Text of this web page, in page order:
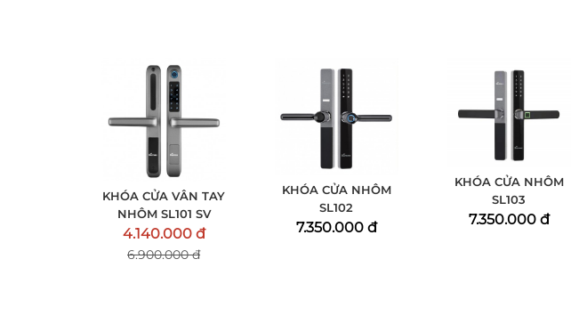
KHÓA CỬA VÂN TAY
NHÔM SL101 SV
4.140.000 đ
6.900.000 đ
KHÓA CỬA NHÔM
SL102
7.350.000 đ
KHÓA CỬA NHÔM
SL103
7.350.000 đ